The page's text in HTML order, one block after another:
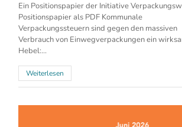
Ein Positionspapier der Initiative
Positionspapier als PDF Kommunale
Verpackungssteuern sind gegen den massiven
Verbrauch von Einwegverpackungen ein
Hebel:...
Weiterlesen